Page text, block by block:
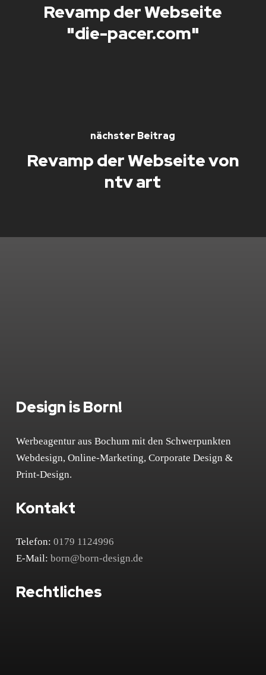
Revamp der Webseite
"die-pacer.com"
nächster Beitrag
Revamp der Webseite von
ntv art
Design is Born!
Werbeagentur aus Bochum mit den Schwerpunkten
Webdesign, Online-Marketing, Corporate Design &
Print-Design.
Kontakt
Telefon:0179 1124996
E-Mail:born@born-design.de
Rechtliches